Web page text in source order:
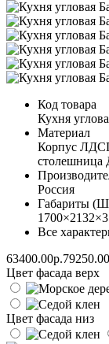
Код товара
Кухня
Материал
Корпус
столешница
Россия
Габариты
Все
63400.00р.
Цвет фасада верх
Цвет фасада низ